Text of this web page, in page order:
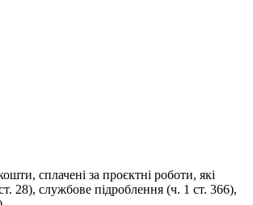
сплачені за проєктні роботи, які
28), службове підроблення (ч. 1 ст. 366),